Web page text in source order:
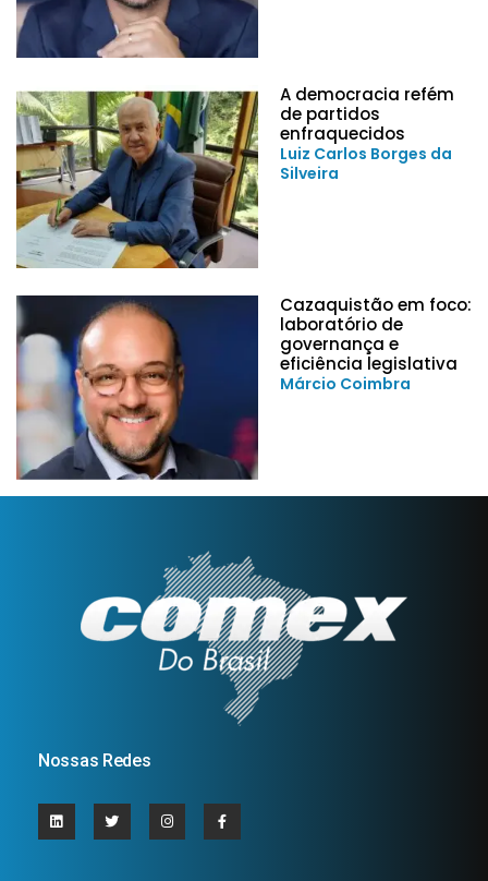
A democracia refém
de partidos
enfraquecidos
Luiz Carlos Borges da
Silveira
Cazaquistão em foco:
laboratório de
governança e
eficiência legislativa
Márcio Coimbra
Nossas Redes